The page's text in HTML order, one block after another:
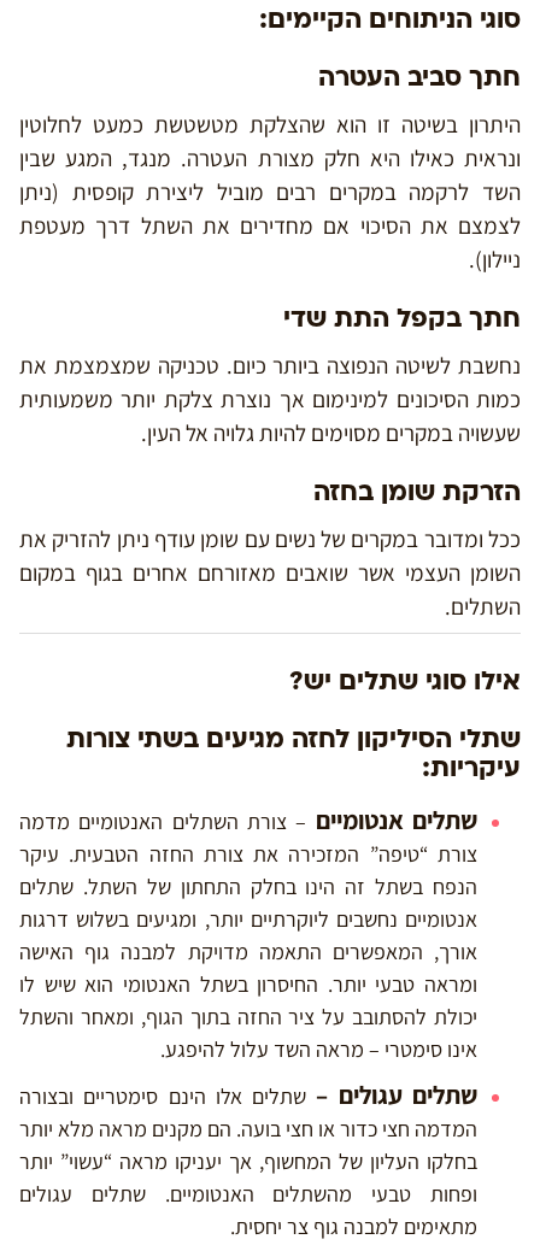
סוגי הניתוחים הקיימים:
חתך סביב העטרה
היתרון בשיטה זו הוא שהצלקת מטשטשת כמעט לחלוטין
ונראית כאילו היא חלק מצורת העטרה. מנגד, המגע שבין
השד לרקמה במקרים רבים מוביל ליצירת קופסית (ניתן
לצמצם את הסיכוי אם מחדירים את השתל דרך מעטפת
ניילון).
חתך בקפל התת שדי
נחשבת לשיטה הנפוצה ביותר כיום. טכניקה שמצמצמת את
כמות הסיכונים למינימום אך נוצרת צלקת יותר משמעותית
שעשויה במקרים מסוימים להיות גלויה אל העין.
הזרקת שומן בחזה
ככל ומדובר במקרים של נשים עם שומן עודף ניתן להזריק את
השומן העצמי אשר שואבים מאזורחם אחרים בגוף במקום
השתלים.
אילו סוגי שתלים יש?
שתלי הסיליקון לחזה מגיעים בשתי צורות
עיקריות:
שתלים אנטומיים – צורת השתלים האנטומיים מדמה
צורת “טיפה” המזכירה את צורת החזה הטבעית. עיקר
הנפח בשתל זה הינו בחלק התחתון של השתל. שתלים
אנטומיים נחשבים ליוקרתיים יותר, ומגיעים בשלוש דרגות
אורך, המאפשרים התאמה מדויקת למבנה גוף האישה
ומראה טבעי יותר. החיסרון בשתל האנטומי הוא שיש לו
יכולת להסתובב על ציר החזה בתוך הגוף, ומאחר והשתל
אינו סימטרי – מראה השד עלול להיפגע.
שתלים עגולים –שתלים אלו הינם סימטריים ובצורה
המדמה חצי כדור או חצי בועה. הם מקנים מראה מלא יותר
בחלקו העליון של המחשוף, אך יעניקו מראה “עשוי” יותר
ופחות טבעי מהשתלים האנטומיים. שתלים עגולים
מתאימים למבנה גוף צר יחסית.